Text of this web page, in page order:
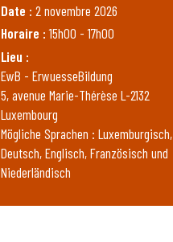
Date : 2 novembre 2026
Horaire :15h00 - 17h00
Lieu :
EwB - ErwuesseBildung
5, avenue Marie-Thérèse L-2132
Luxembourg
Mögliche Sprachen : Luxemburgisch,
Deutsch, Englisch, Französisch und
Niederländisch